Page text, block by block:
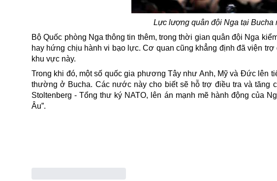
Lực lượng quân đội Nga tại Bucha
Bộ Quốc phòng Ngathông tin thêm, trong thời gian quân đội Nga
hay hứng chịu hành vi bạo lực. Cơ quan cũng khẳng định đã viện
khu vực này.
Trong khi đó, một số quốc gia phương Tây như Anh, Mỹ và Đức lên
thường ở Bucha. Các nước này cho biết sẽ hỗ trợ điều tra vàtăng
Stoltenberg - Tổng thư ký NATO, lên án mạnh mẽ hành động của
Âu”.